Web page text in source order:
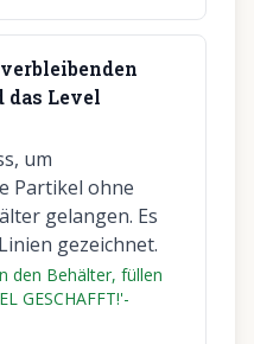
das Level
um
Partikel ohne
gelangen. Es
gezeichnet.
den Behälter, füllen
GESCHAFFT!'-